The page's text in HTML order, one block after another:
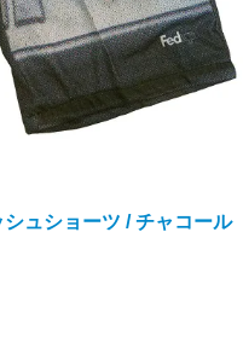
ュショーツ / チャコール